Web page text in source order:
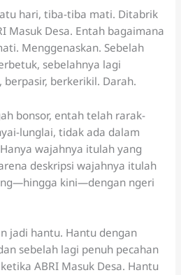
hari, tiba-tiba mati. Ditabrik
Masuk Desa. Entah bagaimana
Menggenaskan. Sebelah
sebelahnya lagi
berpasir, berkerikil. Darah.
bonsor, entah telah rarak-
lunglai, tidak ada dalam
wajahnya itulah yang
deskripsi wajahnya itulah
kini—dengan ngeri
jadi hantu. Hantu dengan
sebelah lagi penuh pecahan
ABRI Masuk Desa. Hantu